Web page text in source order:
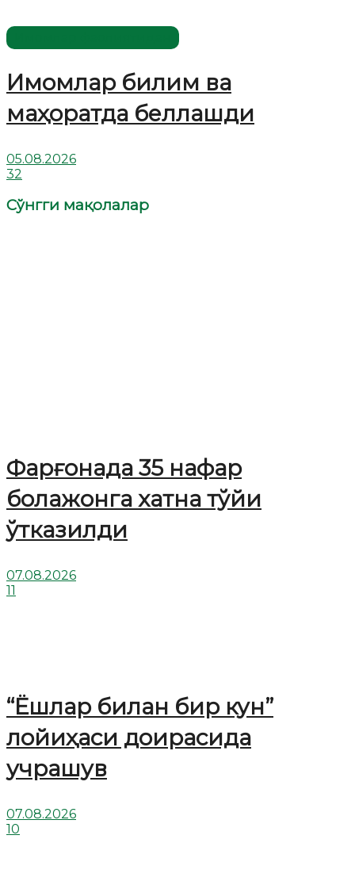
Имомлар билим ва
маҳоратда беллашди
05.08.2026
32
Сўнгги мақолалар
Фарғонада 35 нафар
болажонга хатна тўйи
ўтказилди
07.08.2026
11
“Ёшлар билан бир кун”
лойиҳаси доирасида
учрашув
07.08.2026
10